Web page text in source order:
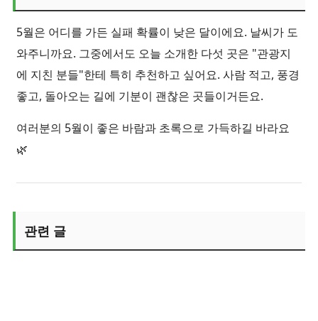
5월은 어디를 가든 실패 확률이 낮은 달이에요. 날씨가 도
와주니까요. 그중에서도 오늘 소개한 다섯 곳은 "관광지
에 지친 분들"한테 특히 추천하고 싶어요. 사람 적고, 풍경
좋고, 돌아오는 길에 기분이 괜찮은 곳들이거든요.
여러분의 5월이 좋은 바람과 초록으로 가득하길 바라요
🌿
관련 글